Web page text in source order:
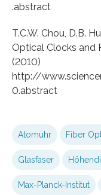
.abstract
T.C.W. Chou, D.B.
Optical Clocks and
(2010)
http://
0.abstract
Atomuhr Fiber
Glasfaser
Max-Planck-Institut